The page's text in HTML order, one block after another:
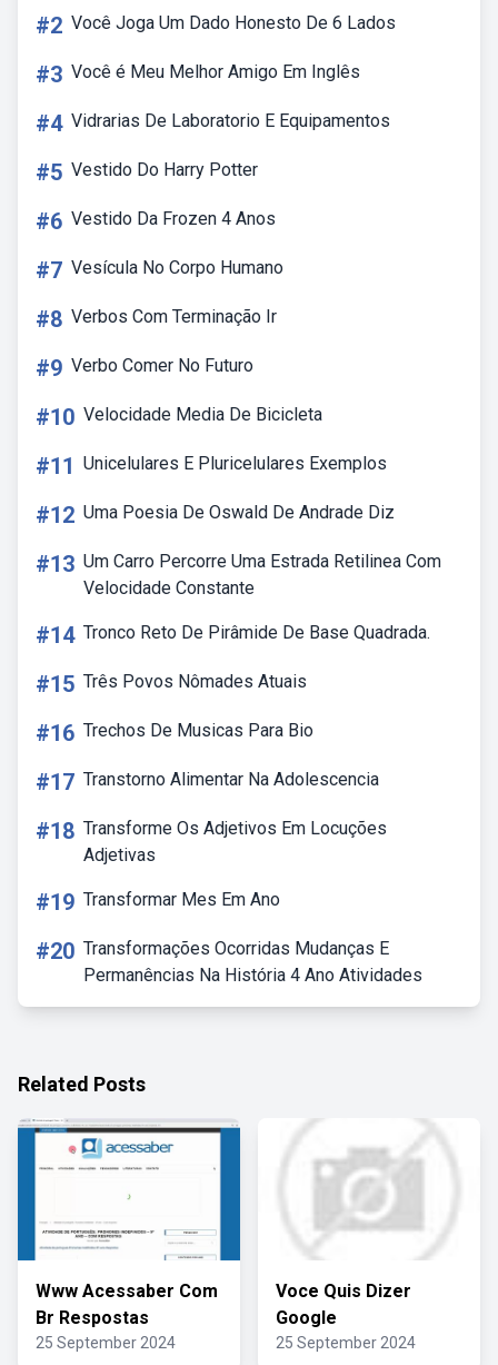
#2 Você Joga Um Dado Honesto De 6 Lados
#3 Você é Meu Melhor Amigo Em Inglês
#4 Vidrarias De Laboratorio E Equipamentos
#5 Vestido Do Harry Potter
#6 Vestido Da Frozen 4 Anos
#7 Vesícula No Corpo Humano
#8 Verbos Com Terminação Ir
#9 Verbo Comer No Futuro
#10 Velocidade Media De Bicicleta
#11 Unicelulares E Pluricelulares Exemplos
#12 Uma Poesia De Oswald De Andrade Diz
#13 Um Carro Percorre Uma Estrada Retilinea Com
Velocidade Constante
#14 Tronco Reto De Pirâmide De Base Quadrada.
#15 Três Povos Nômades Atuais
#16 Trechos De Musicas Para Bio
#17 Transtorno Alimentar Na Adolescencia
#18 Transforme Os Adjetivos Em Locuções
Adjetivas
#19 Transformar Mes Em Ano
#20 Transformações Ocorridas Mudanças E
Permanências Na História 4 Ano Atividades
Related Posts
Www Acessaber Com
Br Respostas
25 September 2024
Voce Quis Dizer
Google
25 September 2024